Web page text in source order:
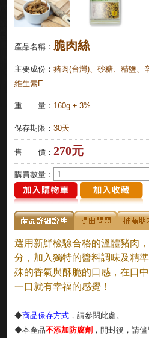
產品名稱： 脆肉絲
主要成份： 豬肉(台灣)、砂糖、精鹽、
維生素E
重 量： 160g ± 3%
保存期限： 30天
售 價： 270元
購買數量：
選用新鮮檢驗合格的溫體豬肉
分，加入獨特的醬料調味及精
殊的香氣與酥脆的口感，在口
一口就有幸福的感覺！
◆商品保存方式，請參閱此處。
◆本產品不添加防腐劑 ，開封後，請儘